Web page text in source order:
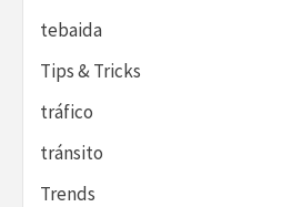
tebaida
Tips & Tricks
tráfico
tránsito
Trends